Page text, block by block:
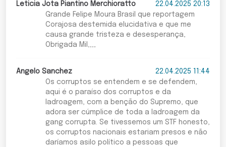
Leticia Jota Piantino Merchioratto
22.04.2025 20:13
Grande Felipe Moura Brasil que reportagem
Corajosa destemida elucidativa e que me
causa grande tristeza e desesperança,
Obrigada Mil,,,,
Angelo Sanchez
22.04.2025 11:44
Os corruptos se entendem e se defendem,
aqui é o paraíso dos corruptos e da
ladroagem, com a benção do Supremo, que
adora ser cúmplice de toda a ladroagem da
gang corrupta. Se tivessemos um STF honesto,
os corruptos nacionais estariam presos e não
daríamos asilo político a pessoas que